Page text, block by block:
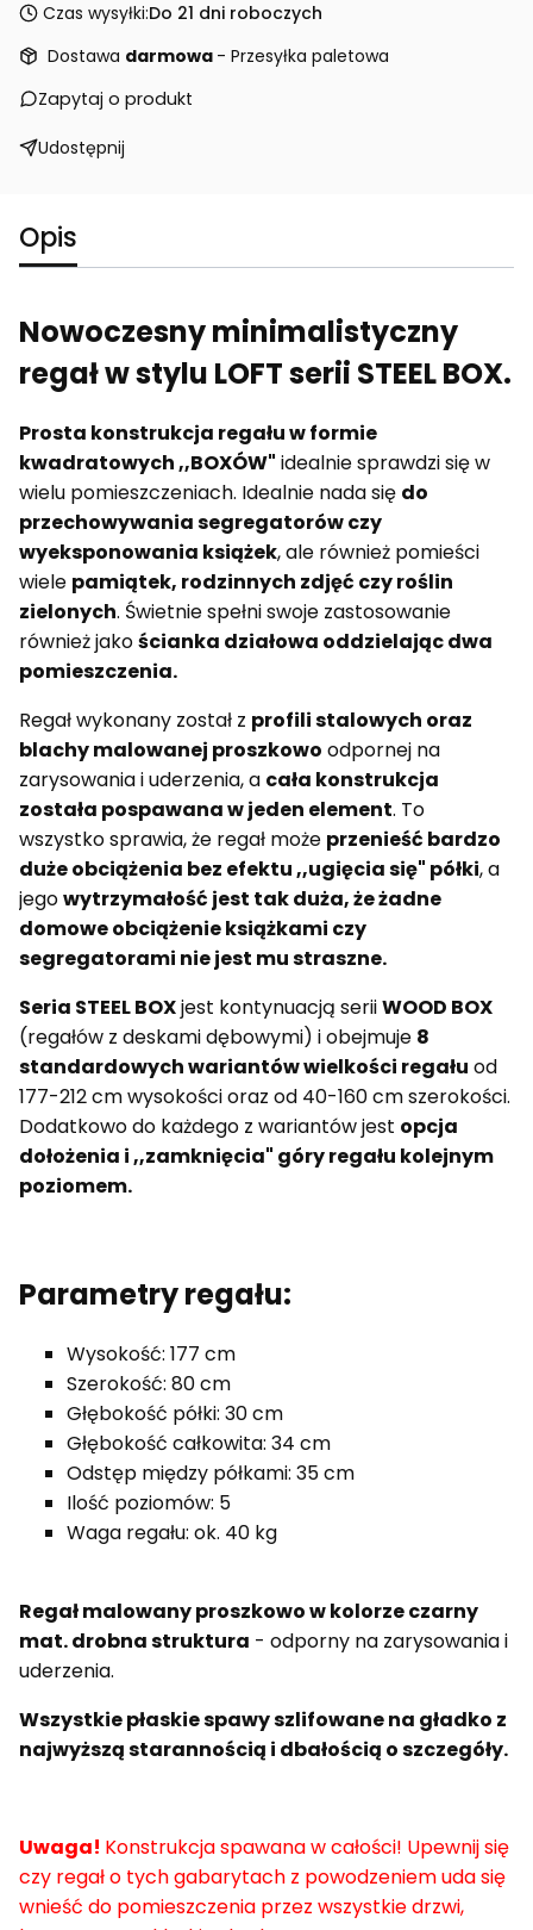
Czas wysyłki:Do 21 dni roboczych
Dostawa darmowa - Przesyłka paletowa
Zapytaj o produkt
Udostępnij
Opis
Nowoczesny minimalistyczny
regał w stylu LOFT serii STEEL BOX.
Prosta konstrukcja regału w formie
kwadratowych ,,BOXÓW" idealnie sprawdzi się w
wielu pomieszczeniach. Idealnie nada się do
przechowywania segregatorów czy
wyeksponowania książek, ale również pomieści
wiele pamiątek, rodzinnych zdjęć czy roślin
zielonych. Świetnie spełni swoje zastosowanie
również jakościanka działowa oddzielając dwa
pomieszczenia.
Regał wykonany został z profili stalowych oraz
blachy malowanej proszkowo odpornej na
zarysowania i uderzenia, a cała konstrukcja
została pospawana w jeden element. To
wszystko sprawia, że regał może przenieść bardzo
duże obciążenia bez efektu ,,ugięcia się" półki, a
jegowytrzymałość jest tak duża, że żadne
domowe obciążenie książkami czy
segregatorami nie jest mu straszne.
Seria STEEL BOXjest kontynuacją seriiWOOD BOX
(regałów z deskami dębowymi) i obejmuje 8
standardowych wariantów wielkości regału od
177-212 cm wysokości oraz od 40-160 cm szerokości.
Dodatkowo do każdego z wariantów jest opcja
dołożenia i ,,zamknięcia" góry regału kolejnym
poziomem.
Parametry regału:
Wysokość: 177 cm
Szerokość: 80 cm
Głębokość półki: 30 cm
Głębokość całkowita: 34 cm
Odstęp między półkami: 35 cm
Ilość poziomów: 5
Waga regału: ok. 40 kg
Regał malowany proszkowo w kolorze czarny
mat. drobna struktura - odporny na zarysowania i
uderzenia.
Wszystkie płaskie spawy szlifowane na gładko z
najwyższą starannością i dbałością o szczegóły.
Uwaga! Konstrukcja spawana w całości! Upewnij się
czy regał o tych gabarytach z powodzeniem uda się
wnieść do pomieszczenia przez wszystkie drzwi,